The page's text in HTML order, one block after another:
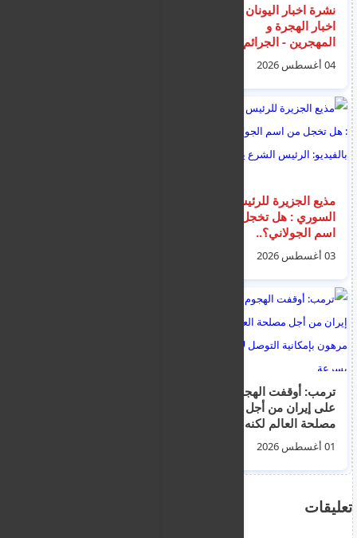
نشرة اخبار اليونان -
اخبار الهجرة و
المهجرين - الجرائم و
الجنايات - الجالية
الترحيل و الطوعية ليوم
الثلاثاء 4 اغسطس
04 أغسطس 2026
مذيع الجزيرة للرئيس
السوري : هل تخجل من
اسم الجولاني؟..
بالفيديو: الرئيس الشرع
يجيب
03 أغسطس 2026
ترمب: أوقفت الهجوم
على إيران من أجل
مصلحة العالم لكنه
مرهون بإمكانية التوصل
لاتفاق بسرعة
01 أغسطس 2026
تعليقات